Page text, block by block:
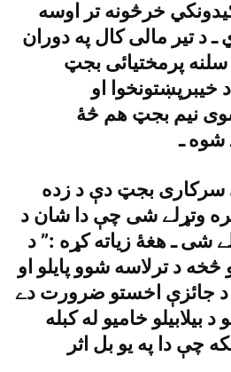
خرڅونه تر اوسه
د تير مالى کال په دوران
د سندهـ خواؤشا ٦٧ سلنه پرمختيائى بجټ
خيبرپښتونخوا او
نيم بجټ هم څۀ
سرکارى بجټ دې د زده
وتړلے شى چې دا شان د
شى ـ هغۀ زياته کړه :” د
څخه د ترلاسه شوو پايلو او
د جائزې اخستو ضرورت دے
د بيلابيلو خاميو له کبله
چې دا په يو بل اثر